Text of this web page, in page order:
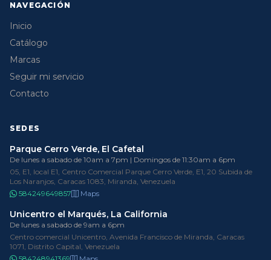
NAVEGACIÓN
Inicio
Catálogo
Marcas
Seguir mi servicio
Contacto
SEDES
Parque Cerro Verde, El Cafetal
De lunes a sabado de 10am a 7pm | Domingos de 11:30am a 6pm
05, E1, local E1, Centro Comercial Parque Cerro Verde, E1, 20 Subida de
Los Naranjos, Caracas 1083, Miranda, Venezuela
584249649857
Maps
Unicentro el Marqués, La California
De lunes a sabado de 9am a 6pm
Centro comercial Unicentro, Avenida Francisco de Miranda, Caracas
1071, Distrito Capital, Venezuela